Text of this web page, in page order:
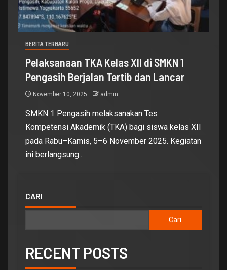
BERITA TERBARU
Pelaksanaan TKA Kelas XII di SMKN 1
Pengasih Berjalan Tertib dan Lancar
November 10, 2025 admin
SMKN 1 Pengasih melaksanakan Tes
Kompetensi Akademik (TKA) bagi siswa kelas XII
pada Rabu–Kamis, 5–6 November 2025. Kegiatan
ini berlangsung...
CARI
Cari
RECENT POSTS